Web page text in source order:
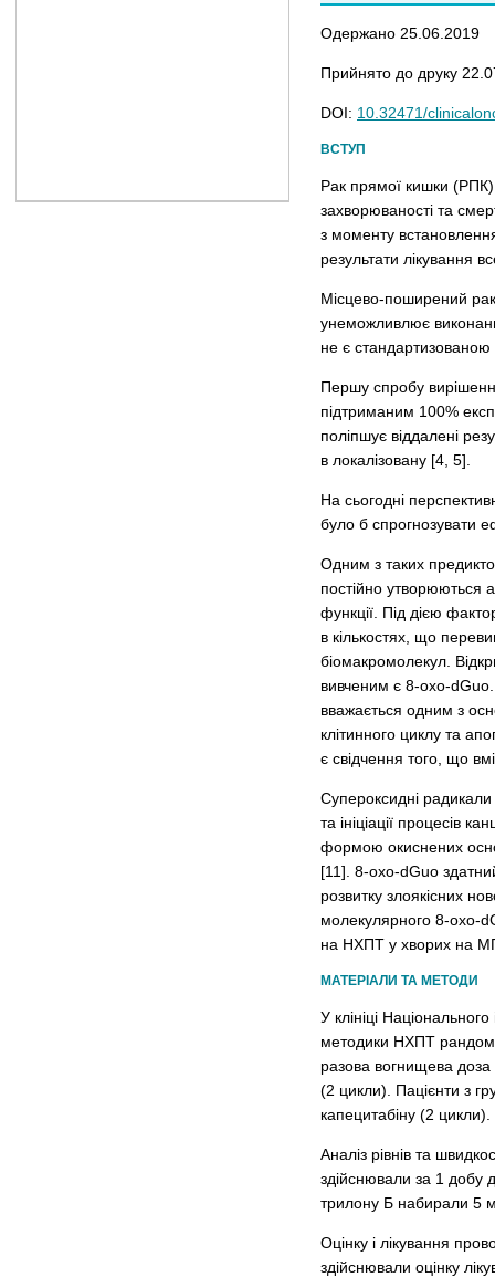
Одержано 25.06.2019
Прийнято до друку
DOI: 10.32471/
ВСТУП
Рак прямої кишки (РПК)
захворюваності та
з моменту
результати лікування
Місцево-поширений
унеможливлює
не є стандартизованою
Першу спробу
підтриманим 100%
поліпшує віддалені
в локалізовану [4, 5].
На сьогодні
було б спрогнозувати
Одним з таких
постійно утворюються
функції. Під дією
в кількостях, що
біомакромолекул.
вивченим є 8-oxo-
вважається одним з
клітинного циклу та
є свідчення того, що
Супероксидні
та ініціації процесів
формою окиснених
[11]. 8-oxo-dGuo
розвитку злоякісних
молекулярного 8-oxo-
на НХПТ у хворих на
МАТЕРІАЛИ ТА МЕТОДИ
У клініці
методики НХПТ
разова вогнищева
(2 цик­ли). Пацієнти з
капецитабіну (2
Аналіз рівнів та
здійснювали за 1 добу
трилону Б набирали 5
Оцінку і лікування
здійснювали оцінку